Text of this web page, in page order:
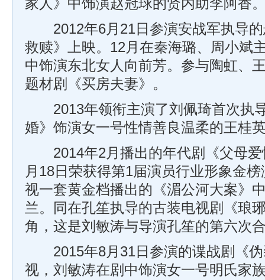
家人》中饰演赵冠球的贤内助李阿香
2012年6月21日参演安战军执导的
救赎》上映。12月在秦海璐、周小斌
中饰演东北女人向前芳。参与陶虹、
题材剧《买房夫妻》。
2013年领衔主演了刘佩琦首次执
婚》饰演女一号性情善良温柔的王桂
2014年2月播出的年代剧《父母爱
月18日荣获得第1届演员行业形象金
视一套黄金档播出的《湄公河大案》
兰。同在孔笙执导的古装电视剧《琅
角，这是刘敏涛与导演孔笙的第六次
2015年8月31日参演的谍战剧《伪
视，刘敏涛在剧中饰演女一号明氏家